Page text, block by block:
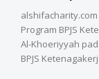
Program BPJS
Al-Khoeriyyah
BPJS